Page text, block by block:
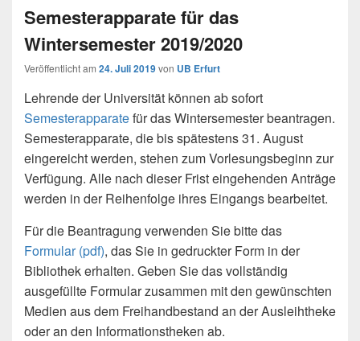
Semesterapparate für das
Wintersemester 2019/2020
Veröffentlicht am 24. Juli 2019von UB Erfurt
Lehrende der Universität können ab sofort
Semesterapparatefür das Wintersemester beantragen.
Semesterapparate, die bis spätestens 31. August
eingereicht werden, stehen zum Vorlesungsbeginn zur
Verfügung. Alle nach dieser Frist eingehenden Anträge
werden in der Reihenfolge ihres Eingangs bearbeitet.
Für die Beantragung verwenden Sie bitte das
Formular (pdf), das Sie in gedruckter Form in der
Bibliothek erhalten. Geben Sie das vollständig
ausgefüllte Formular zusammen mit den gewünschten
Medien aus dem Freihandbestand an der Ausleihtheke
oder an den Informationstheken ab.